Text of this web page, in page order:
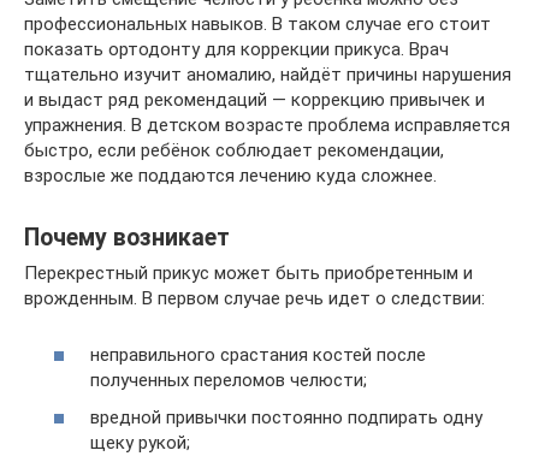
профессиональных навыков. В таком случае его стоит
показать ортодонту для коррекции прикуса. Врач
тщательно изучит аномалию, найдёт причины нарушения
и выдаст ряд рекомендаций — коррекцию привычек и
упражнения. В детском возрасте проблема исправляется
быстро, если ребёнок соблюдает рекомендации,
взрослые же поддаются лечению куда сложнее.
Почему возникает
Перекрестный прикус может быть приобретенным и
врожденным. В первом случае речь идет о следствии:
неправильного срастания костей после
полученных переломов челюсти;
вредной привычки постоянно подпирать одну
щеку рукой;